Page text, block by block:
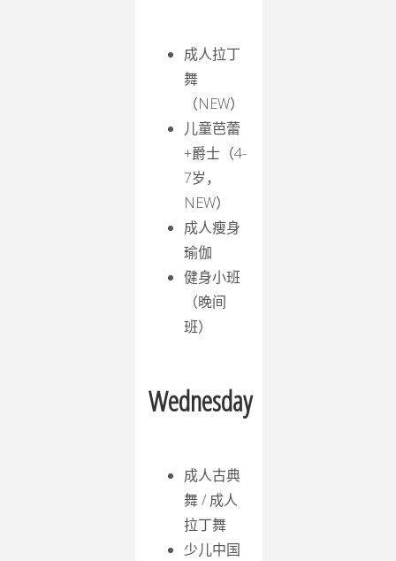
成人拉丁
舞
（NEW）
儿童芭蕾
+爵士（4-
7岁，
NEW）
成人瘦身
瑜伽
健身小班
（晚间
班）
Wednesday
成人古典
舞 / 成人
拉丁舞
少儿中国